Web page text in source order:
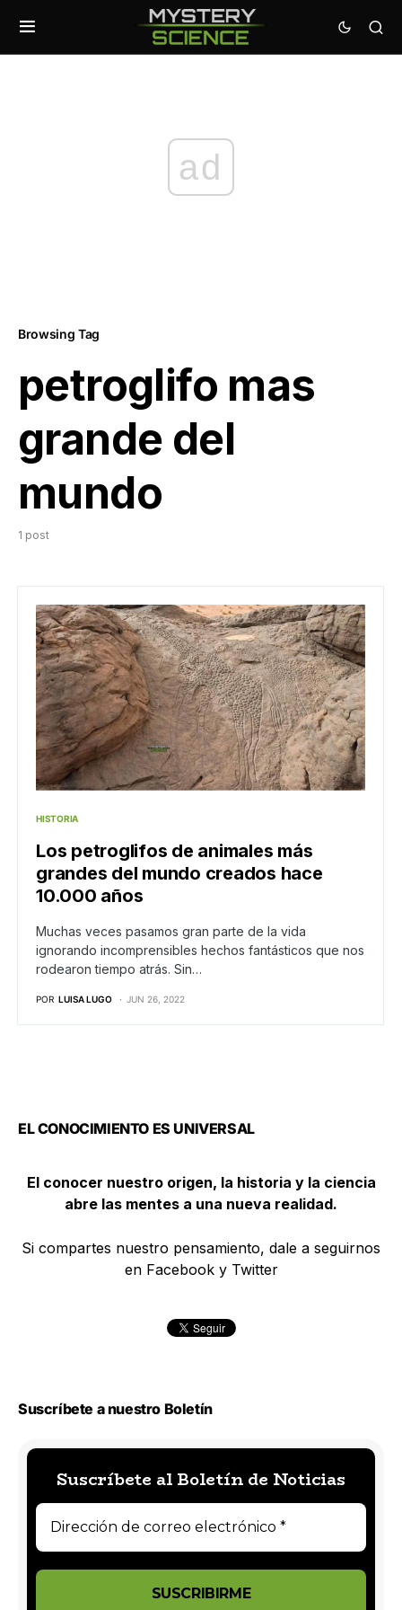
ad
Browsing Tag
petroglifo mas
grande del
mundo
1 post
HISTORIA
Los petroglifos de animales más
grandes del mundo creados hace
10.000 años
Muchas veces pasamos gran parte de la vida
ignorando incomprensibles hechos fantásticos que nos
rodearon tiempo atrás. Sin…
POR LUISA LUGO JUN 26, 2022
EL CONOCIMIENTO ES UNIVERSAL
El conocer nuestro origen, la historia y la ciencia
abre las mentes a una nueva realidad.
Si compartes nuestro pensamiento, dale a seguirnos
en Facebook y Twitter
Suscríbete a nuestro Boletín
Suscríbete al Boletín de Noticias